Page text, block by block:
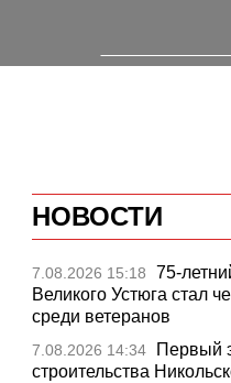
НОВОСТИ
7.08.2026 15:18
75-
Великого Устюга стал
среди ветеранов
7.08.2026 14:34
Первый
строительства